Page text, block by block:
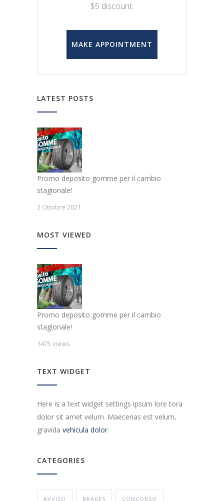
$5 discount.
MAKE APPOINTMENT
LATEST POSTS
Promo deposito gomme per il cambio
stagionale!
2 Ottobre 2021
MOST VIEWED
Promo deposito gomme per il cambio
stagionale!
1475 views
TEXT WIDGET
Here is a text widget settings ipsum lore tora
dolor sit amet velum. Maecenas est velum,
gravida vehicula dolor
CATEGORIES
AVVISO BRAKES CONCORSO